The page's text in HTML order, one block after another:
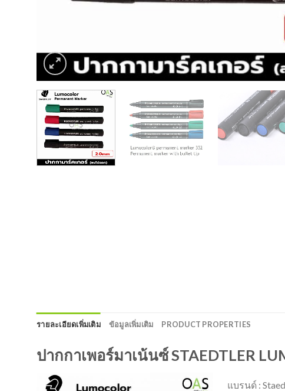
รายละเอียดเพิ่มเติม ข้อมูลเพิ่มเติม PRODUCT PROPERTIES
ปากกาเพอร์มาเน้นซ์ STAEDTLER
แบรนด์ :